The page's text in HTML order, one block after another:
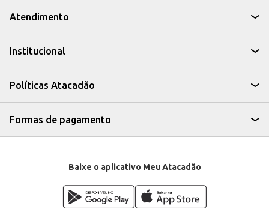
Atendimento
Institucional
Políticas Atacadão
Formas de pagamento
Baixe o aplicativo Meu Atacadão